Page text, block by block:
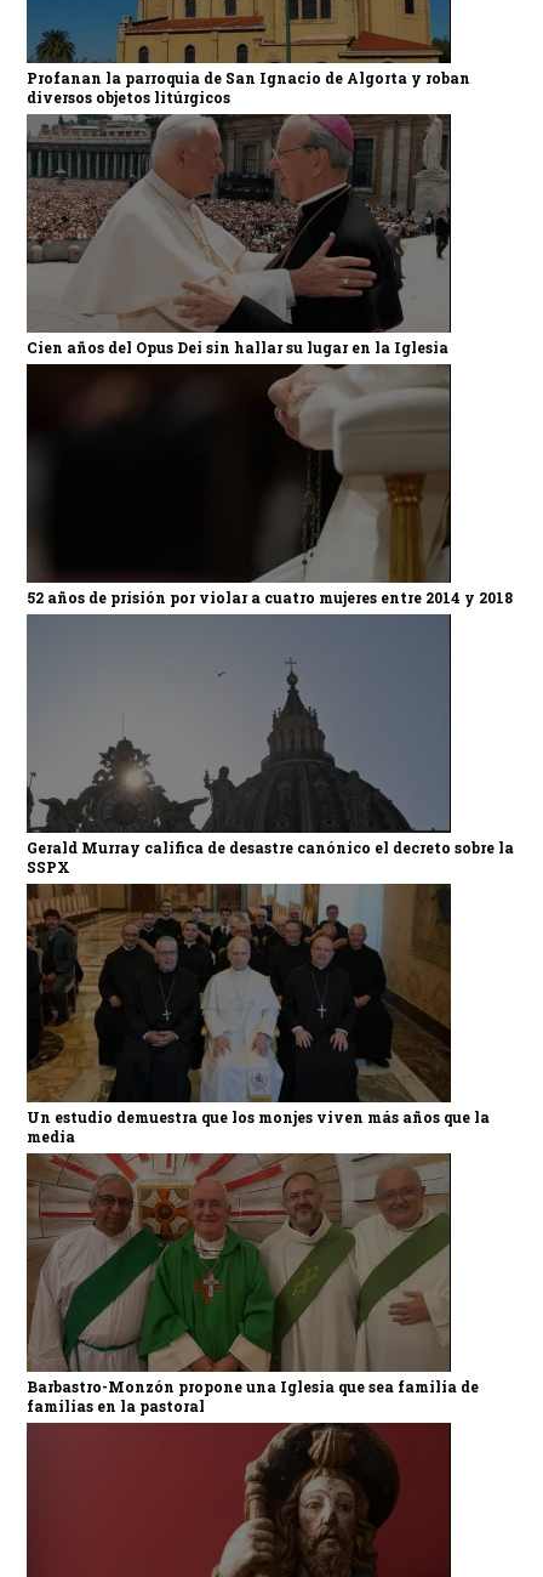
Profanan la parroquia de San Ignacio de Algorta y roban
diversos objetos litúrgicos
Cien años del Opus Dei sin hallar su lugar en la Iglesia
52 años de prisión por violar a cuatro mujeres entre 2014 y 2018
Gerald Murray califica de desastre canónico el decreto sobre la
SSPX
Un estudio demuestra que los monjes viven más años que la
media
Barbastro-Monzón propone una Iglesia que sea familia de
familias en la pastoral